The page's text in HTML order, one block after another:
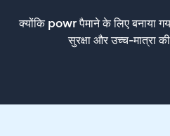
क्योंकि powr पैमाने के लिए बनाया
सुरक्षा और उच्च-मात्रा